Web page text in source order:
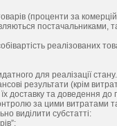
(проценти за
постачальниками,
реалізованих
для реалізації стану.
результати (крім
доставку та доведення до
за цими витратами
виділити субстатті: